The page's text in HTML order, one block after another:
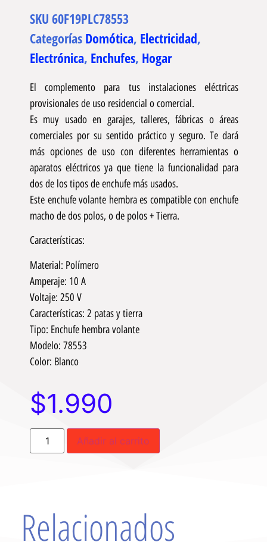
SKU 60F19PLC78553
Categorías Domótica, Electricidad,
Electrónica, Enchufes, Hogar
El complemento para tus instalaciones eléctricas
provisionales de uso residencial o comercial.
Es muy usado en garajes, talleres, fábricas o áreas
comerciales por su sentido práctico y seguro. Te dará
más opciones de uso con diferentes herramientas o
aparatos eléctricos ya que tiene la funcionalidad para
dos de los tipos de enchufe más usados.
Este enchufe volante hembra es compatible con enchufe
macho de dos polos, o de polos + Tierra.
Características:
Material: Polímero
Amperaje: 10 A
Voltaje: 250 V
Características: 2 patas y tierra
Tipo: Enchufe hembra volante
Modelo: 78553
Color: Blanco
$1.990
Añadir al carrito
Relacionados